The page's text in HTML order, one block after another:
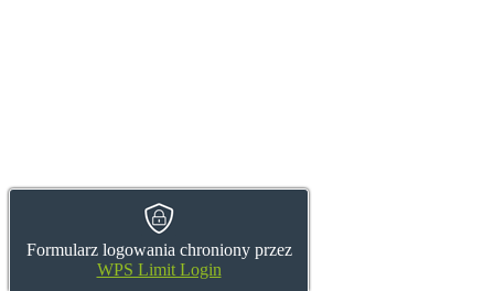
Formularz logowania chroniony przez
WPS Limit Login